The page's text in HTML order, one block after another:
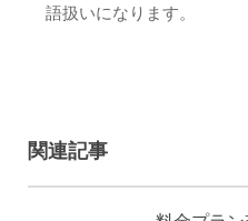
語扱いになります。
関連記事